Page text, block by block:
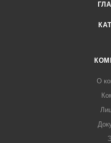
температуры 800±20оС с
О